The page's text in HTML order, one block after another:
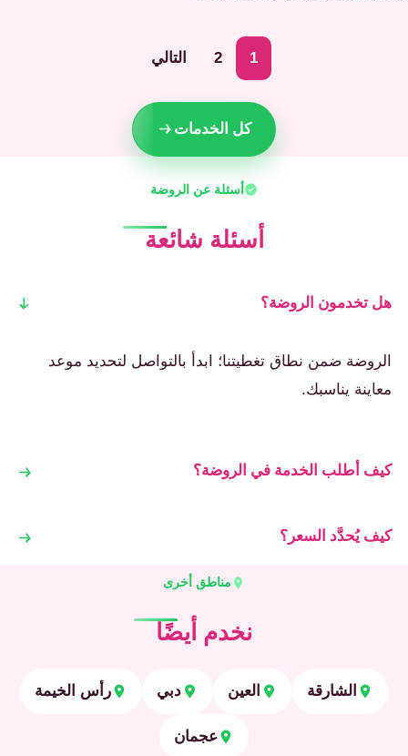
1
2 التالي
كل الخدمات
أسئلة عن الروضة
أسئلة شائعة
هل تخدمون الروضة؟
الروضة ضمن نطاق تغطيتنا؛ ابدأ بالتواصل لتحديد موعد
معاينة يناسبك.
كيف أطلب الخدمة في الروضة؟
كيف يُحدَّد السعر؟
مناطق أخرى
نخدم أيضًا
الشارقة العين دبي رأس الخيمة
عجمان